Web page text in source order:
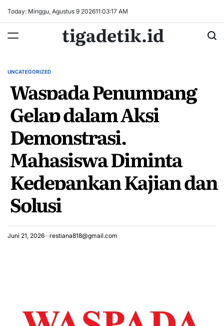
Today: Minggu, Agustus 9 202611:03:18 AM
tigadetik.id
POSTED
UNCATEGORIZED
Waspada Penumpang
Gelap dalam Aksi
Demonstrasi,
Mahasiswa Diminta
Kedepankan Kajian dan
Solusi
Juni 21, 2026 restiana818@gmail.com